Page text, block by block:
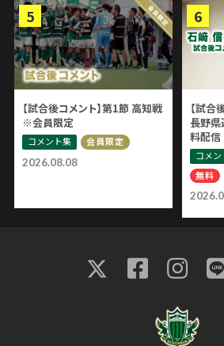
2026.08.08
【試合後コメント】第1節 高知戦
※会員限定
コメント集 会員限定
【試合
長野
料配信
コメ
無料